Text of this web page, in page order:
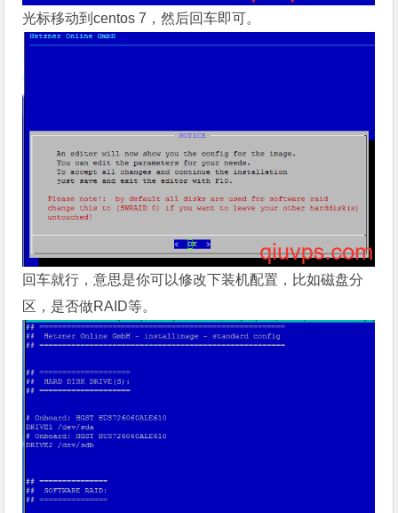
光标移动到centos 7，然后回车即可。
回车就行，意思是你可以修改下装机配置，比如磁盘分
区 ，是否做RAID等。